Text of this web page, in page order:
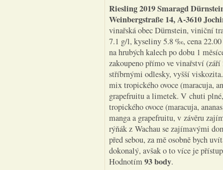
Riesling 2019 Smaragd
Weinbergstraße 14, A-3610
vinařská obec Dürnstein, viniční
7.1 g/l, kyseliny 5.8 ‰, cena
na hrubých kalech po dobu 1
zakoupeno přímo ve vinařství
stříbrnými odlesky, vyšší
mix tropického ovoce (maracuja,
grapefruitu a limetek. V chuti
tropického ovoce (maracuja,
manga a grapefruitu, v závěru
rýňák z Wachau se zajímavými
před sebou, za mě osobně bych
dokonalý, avšak o to více je
Hodnotím93 body.